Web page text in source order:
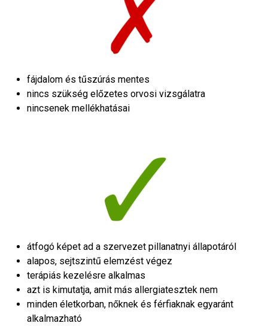
fájdalom és tűszúrás mentes
nincs szükség előzetes orvosi vizsgálatra
nincsenek mellékhatásai
átfogó képet ad a szervezet pillanatnyi állapotáról
alapos, sejtszintű elemzést végez
terápiás kezelésre alkalmas
azt is kimutatja, amit más allergiatesztek nem
minden életkorban, nőknek és férfiaknak egyaránt
alkalmazható